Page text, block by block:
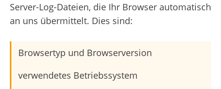
Server-Log-Dateien, die Ihr Browser automatisch
an uns übermittelt. Dies sind:
Browsertyp und Browserversion
verwendetes Betriebssystem